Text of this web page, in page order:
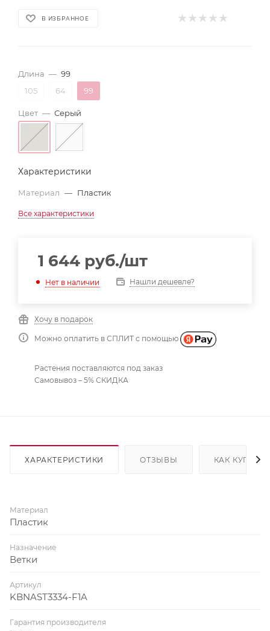
В ИЗБРАННОЕ
Длина — 99
105
64 99
Цвет — Серый
Характеристики
Материал — Пластик
Все характеристики
1 644 руб./шт
Нет в наличии Нашли дешевле?
Хочу в подарок
Можно оплатить в СПЛИТ с помощью
Растения поставляются под заказ
Самовывоз – 5% СКИДКА
ХАРАКТЕРИСТИКИ ОТЗЫВЫ КАК КУПИТЬ
Материал
Пластик
Назначение
Ветки
Артикул
KBNAST3334-F1A
Гарантия производителя